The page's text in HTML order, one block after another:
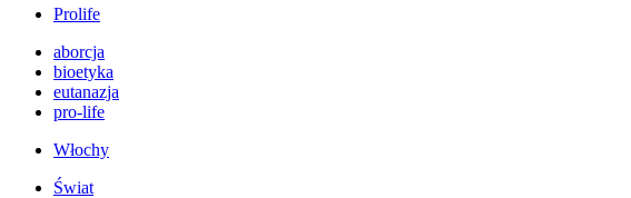
Prolife
aborcja
bioetyka
eutanazja
pro-life
Włochy
Świat